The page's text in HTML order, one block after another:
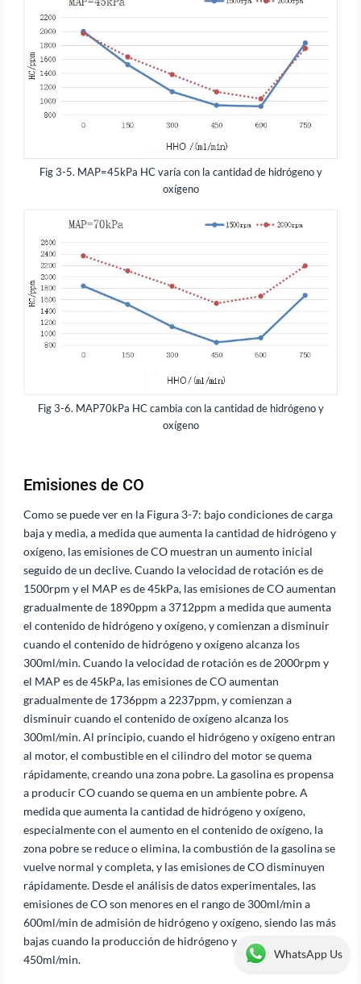
Fig 3-5. MAP=45kPa HC varía con la cantidad de hidrógeno y
oxígeno
Fig 3-6. MAP70kPa HC cambia con la cantidad de hidrógeno y
oxígeno
Emisiones de CO
Como se puede ver en la Figura 3-7: bajo condiciones de carga
baja y media, a medida que aumenta la cantidad de hidrógeno y
oxígeno, las emisiones de CO muestran un aumento inicial
seguido de un declive. Cuando la velocidad de rotación es de
1500rpm y el MAP es de 45kPa, las emisiones de CO aumentan
gradualmente de 1890ppm a 3712ppm a medida que aumenta
el contenido de hidrógeno y oxígeno, y comienzan a disminuir
cuando el contenido de hidrógeno y oxígeno alcanza los
300ml/min. Cuando la velocidad de rotación es de 2000rpm y
el MAP es de 45kPa, las emisiones de CO aumentan
gradualmente de 1736ppm a 2237ppm, y comienzan a
disminuir cuando el contenido de oxígeno alcanza los
300ml/min. Al principio, cuando el hidrógeno y oxígeno entran
al motor, el combustible en el cilindro del motor se quema
rápidamente, creando una zona pobre. La gasolina es propensa
a producir CO cuando se quema en un ambiente pobre. A
medida que aumenta la cantidad de hidrógeno y oxígeno,
especialmente con el aumento en el contenido de oxígeno, la
zona pobre se reduce o elimina, la combustión de la gasolina se
vuelve normal y completa, y las emisiones de CO disminuyen
rápidamente. Desde el análisis de datos experimentales, las
emisiones de CO son menores en el rango de 300ml/min a
600ml/min de admisión de hidrógeno y oxígeno, siendo las más
bajas cuando la producción de hidrógeno y oxígeno es de
450ml/min.
WhatsApp Us